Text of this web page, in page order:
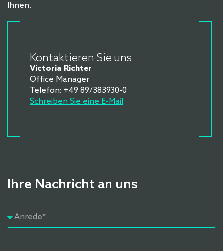
Ihnen.
Kontaktieren Sie uns
Victoria Richter
Office Manager
Telefon: +49 89/383930-0
Schreiben Sie eine E-Mail
Ihre Nachricht an uns